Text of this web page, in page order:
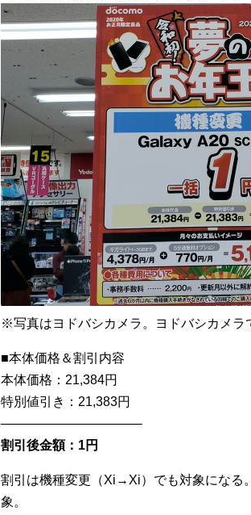
※写真はヨドバシカメラ。ヨドバシカメラ
■本体価格＆割引内容
本体価格：21,384円
特別値引き：21,383円
———————————
割引後金額：1円
割引は機種変更（Xi→Xi）でも対象になる
象。